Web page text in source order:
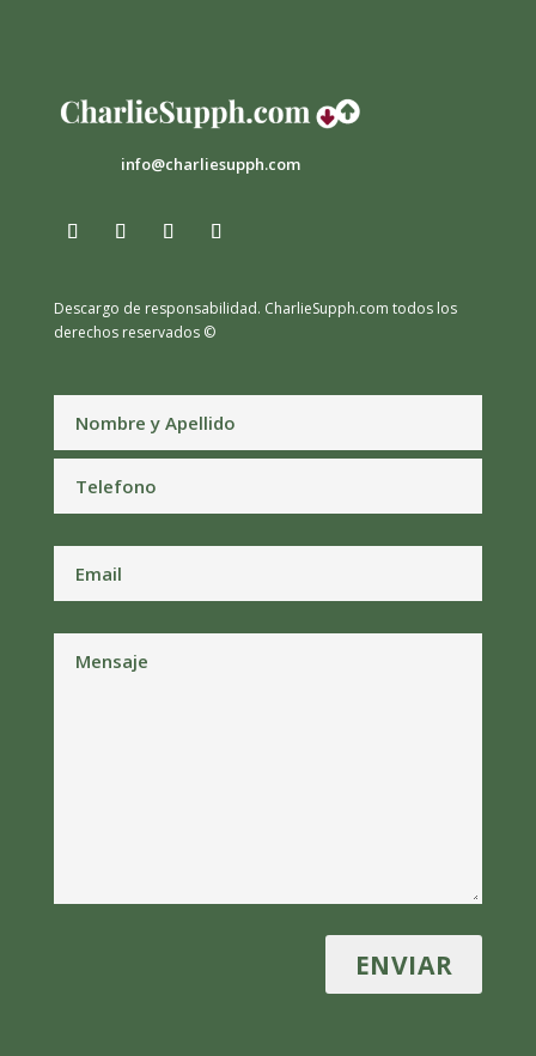
info@charliesupph.com
Descargo de responsabilidad. CharlieSupph.com todos los
derechos reservados ©